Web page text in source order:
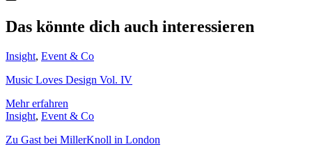
Das könnte dich auch interessieren
Insight, Event & Co
Music Loves Design Vol. IV
Mehr erfahren
Insight, Event & Co
Zu Gast bei MillerKnoll in London